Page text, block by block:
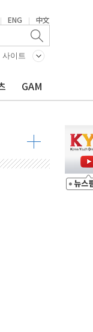
| ENG | 中文
사이트
GAM
"